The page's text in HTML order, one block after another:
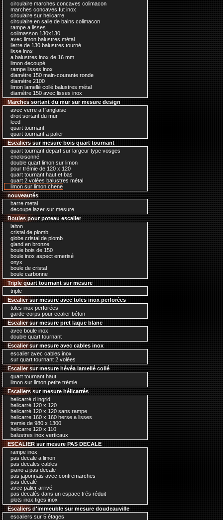
circulaire marches concaves colimacon
marches concaves fut inox
circulaire sur helicarre
circulaire en salle de bains colimacon
rampe a lisses
colimasson 130x130
avec limon balustres métal
lierre de 130 balustres tourné
lisse inox
a balustres inox de 16 mm
limon decoupé
rampe lisses inox
diamètre 150 main-courante ronde
diamètre 2100
limon lamellé collé balustres métal
diamètre 150 avec lisses inox
Marches sortant du mur sur mesure design
avec verre a l 'anglaise
droit sortant du mur
leed
quart tournant
quart tournant a palier
Escaliers sur mesure bois quart tournant
quart tournant depart sur largeur type vosges
encloisonné
double quart limon sur limon
pour trémie de 120 x 120
quart tournant haut et bas
quart 2 volées balustres métal
limon sur limon chene
nouveautés
barre metal
decoupe lazer sur mesure
Boules pour poteau escalier
laiton
cristal de plomb
globe cristal de plomb
gland en bronze
boule bois de 150
boule inox aspect emerisé
onyx
boule de cristal
boule carbonne
Triple quart tournant sur mesure
triple
Escalier sur mesure avec toles inox perforées
toles inox perforées
garde-corps pour ecalier béton
Escalier sur mesure pret laque blanc
avec boule inox
double quart tournant
Escalier sur mesure avec cables inox
escalier avec cables inox
sur quart tournant 2 volées
Escalier sur mesure hévéa lamellé collé
quart tournant haut
limon sur limon petite trémie
Escaliers sur mesure hélicarrés
helicarré d ingrid
helicarré 120 x 120
helicarré 120 x 120 sans rampe
helicarre 160 x 160 herse a lisses
tremie de 980 x 1300
helicarre 120 x 110
balustres inox verticaux
ESCALIER sur mesure PAS DECALE
rampe inox
pas decale a limon
pas decales cables
piano a pas decale
pas japonnais avec contremarches
pas décalé
avec palier arrivé
pas decalés dans un espace trés réduit
plots inox tiges inox
Escaliers d'immeuble sur mesure doudeauville
escaliers sur 5 étages